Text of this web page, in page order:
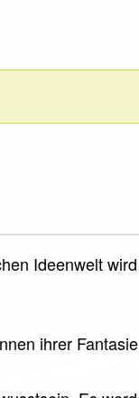
Ideenwelt
ihrer